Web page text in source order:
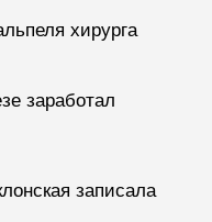
хирурга
заработал
записала